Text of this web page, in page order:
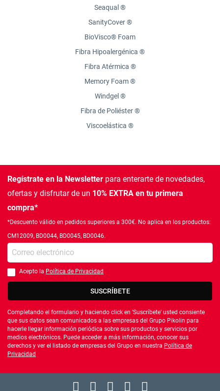
Seaqual ®
SanityCover ®
BioVisco® Foam
Fibra Hipoalergénica ®
Fibra Atérmica ®
Memory Foam ®
Windgel ®
Fibra de Poliéster ®
Viscoelástica ®
Regístrate en la Newsletter para enterarte de novedades,
ofertas y disfrutar de un 10% EXTRA en tu primera
compra*
*Descuento válido en pedidos superiores a 300€. No aplica en los productos:
CM12009, BD0044, BD0045, BD0046.
Introduce tu e-mail
Debes aceptar la política de privacidad
Acepto la Política de Privacidad
SUSCRÍBETE
Completando el formulario y haciendo click en 'Suscríbete' usted consiente
que sus datos sean comunicados a las empresas del Grupo Pikolin para
hacerle llegar información periódica sobre sus productos y servicios por
medios electrónicos. Puede acceder a más información, conocer sus
derechos y ver el listado de empresas del Grupo en nuestra Política de
Privacidad